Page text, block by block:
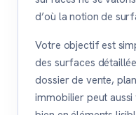
d’où la notion de
Votre objectif est
des surfaces
dossier de vente,
immobilier peut